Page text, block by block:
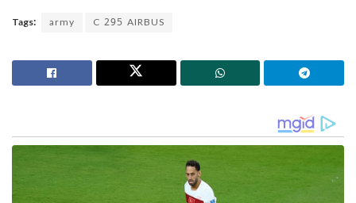
Tags: army C 295 AIRBUS